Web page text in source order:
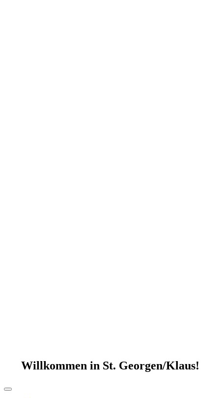
Willkommen in St. Georgen/Klaus!